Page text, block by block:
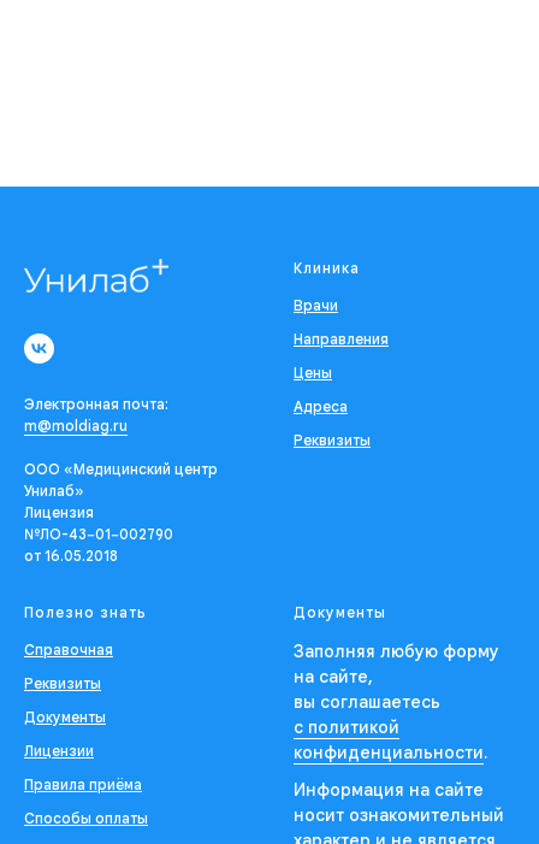
Электронная почта:
m@moldiag.ru
ООО «Медицинский центр
Унилаб»
Лицензия
№ЛО-43−01−002790
от 16.05.2018
Клиника
Врачи
Направления
Цены
Адреса
Реквизиты
Полезно знать
Справочная
Реквизиты
Документы
Лицензии
Правила приёма
Способы оплаты
Документы
Заполняя любую форму
на сайте,
вы соглашаетесь
с политикой
конфиденциальности.
Информация на сайте
носит ознакомительный